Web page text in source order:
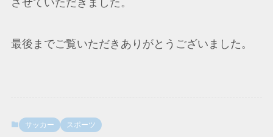
最後までご覧いただきありがとうございました。
サッカー スポーツ